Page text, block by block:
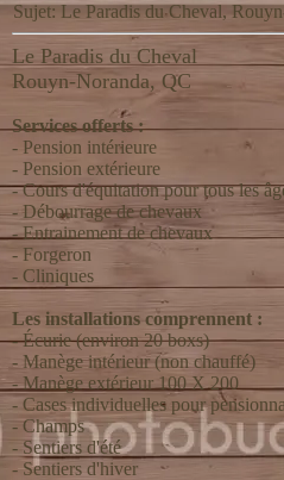
Sujet: Le Paradis du Cheval,
Le Paradis du Cheval
Rouyn-Noranda, QC
Services offerts :
- Pension intérieure
- Pension extérieure
- Cours d'équitation pour tous les
- Débourrage de chevaux
- Entrainement de chevaux
- Forgeron
- Cliniques
Les installations comprennent :
- Écurie (environ 20 boxs)
- Manège intérieur (non chauffé)
- Manège extérieur 100 X 200
- Cases individuelles pour
- Champs
- Sentiers d'été
- Sentiers d'hiver